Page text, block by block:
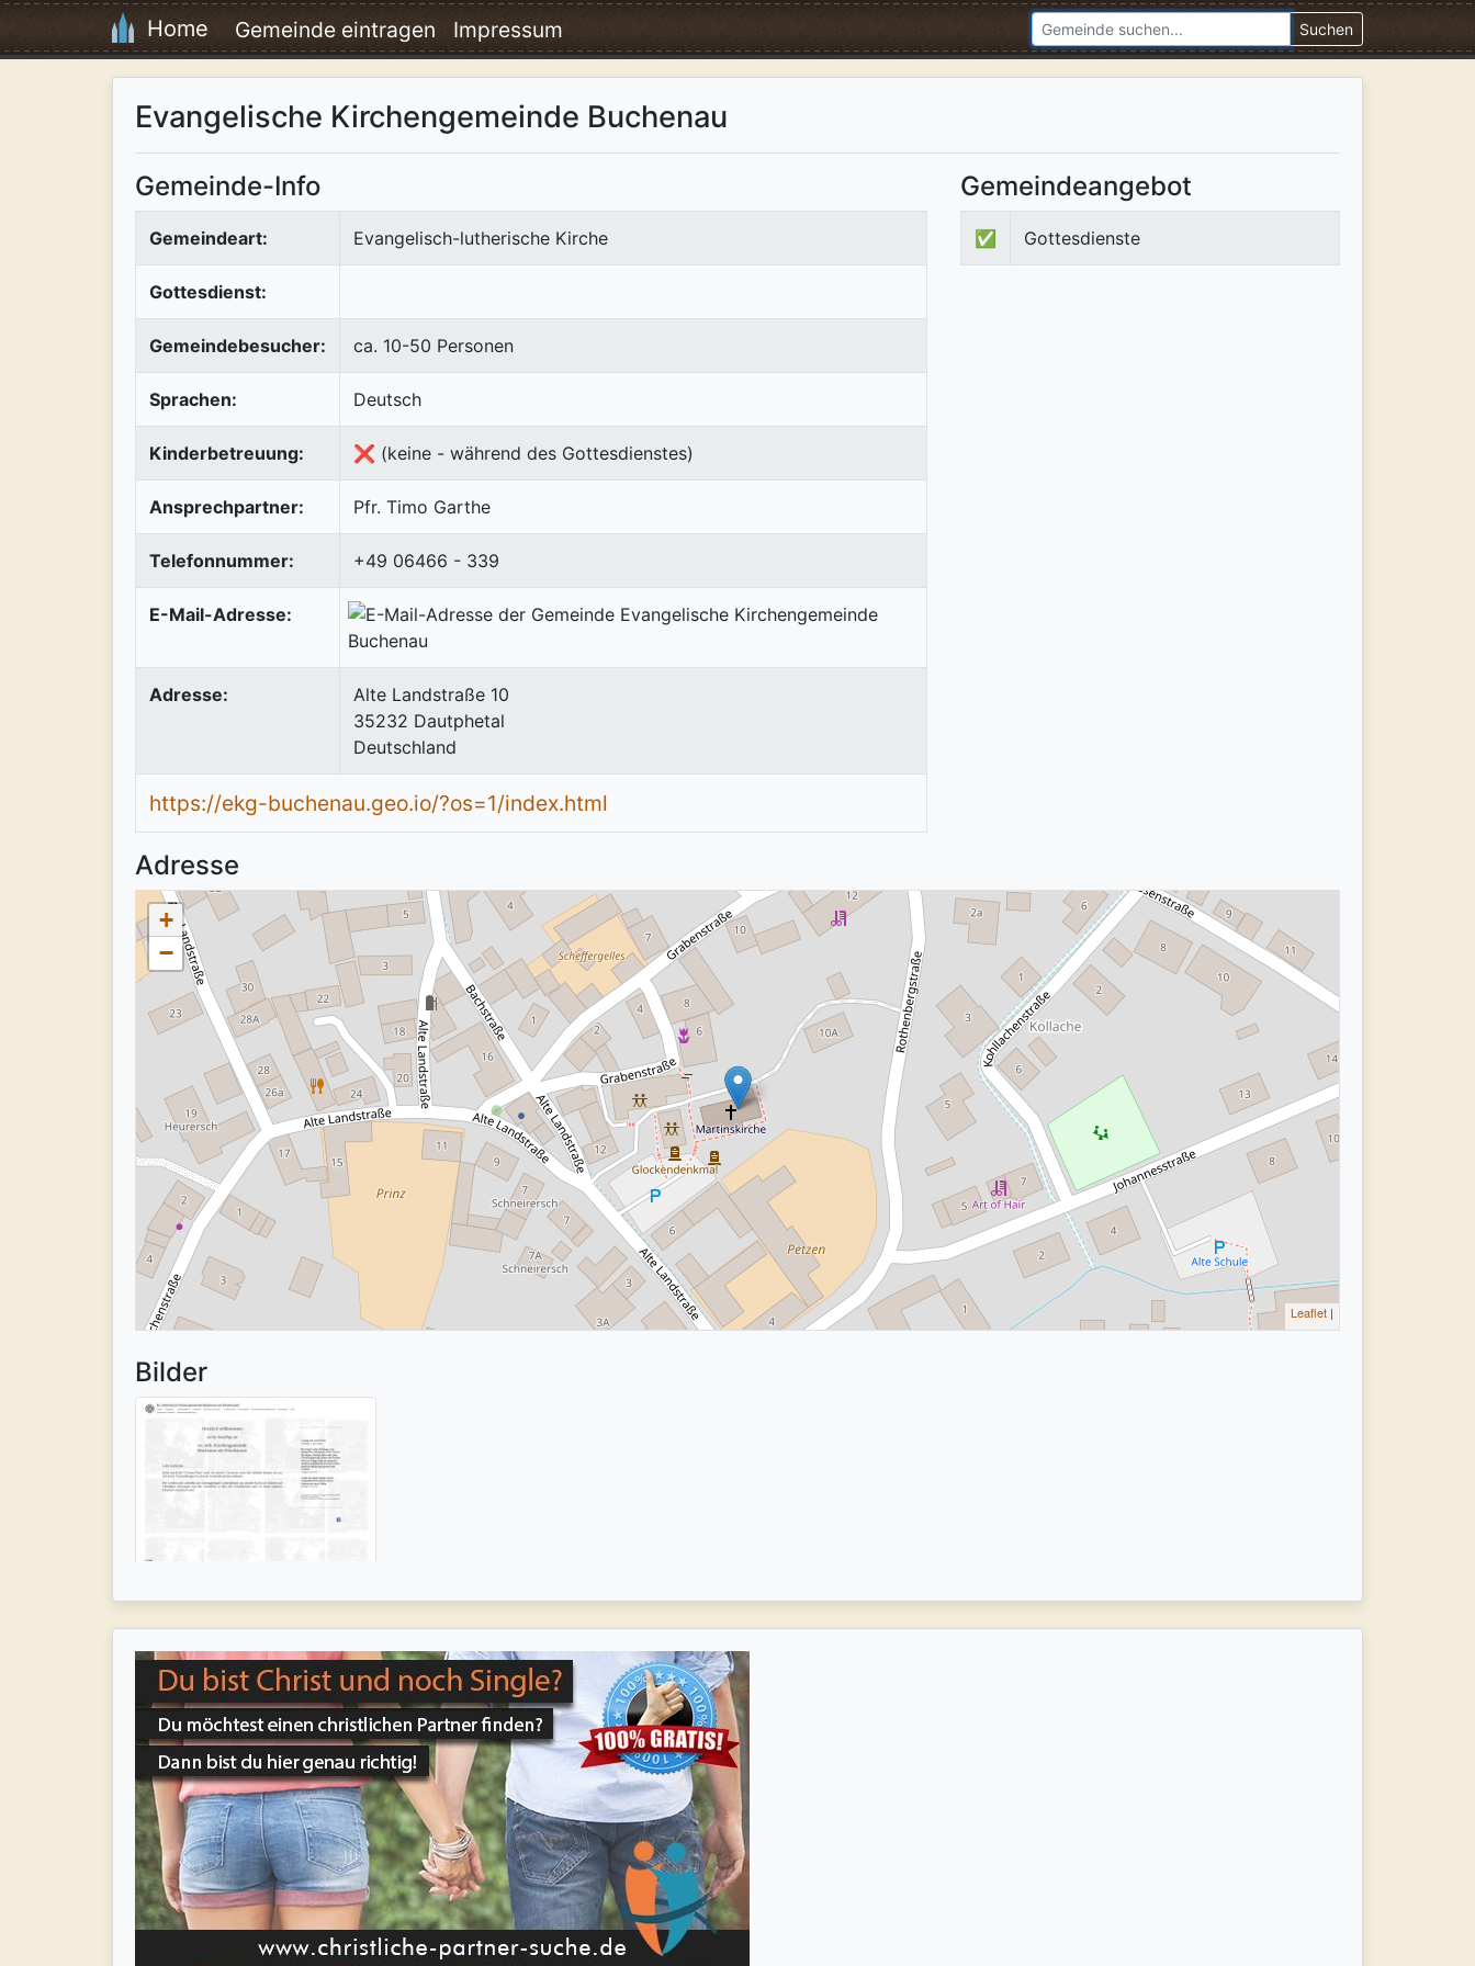
Home Gemeinde eintragen Impressum Suchen
Evangelische Kirchengemeinde Buchenau
Gemeinde-Info
Gemeindeart: Evangelisch-lutherische Kirche
Gottesdienst:
Gemeindebesucher: ca. 10-50 Personen
Sprachen: Deutsch
Kinderbetreuung: ❌ (keine - während des Gottesdienstes)
Ansprechpartner: Pfr. Timo Garthe
Telefonnummer: +49 06466 - 339
E-Mail-Adresse:
Adresse:
Alte Landstraße 10
35232 Dautphetal
Deutschland
https://ekg-buchenau.geo.io/?os=1/index.html
Gemeindeangebot
✅ Gottesdienste
Adresse
+
−
Leaflet |
Bilder